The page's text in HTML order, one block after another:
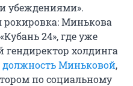
убеждениями».
Минькова
24», где уже
холдинга
должность Миньковой,
по социальному